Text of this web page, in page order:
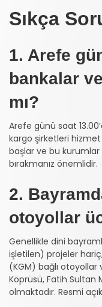
Sıkça
1. Arefe
bankalar
mı?
Arefe günü saat
kargo şirketleri
başlar ve bu kurumlar
bırakmanız önemlidir.
2.
otoyollar
Genellikle dini
işletilen) projeler
(KGM) bağlı
Köprüsü, Fatih
olmaktadır. Resmi